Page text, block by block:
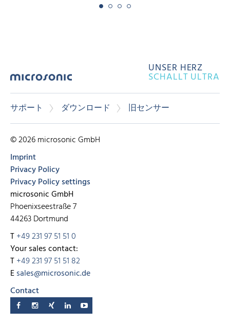
UNSER HERZ
SCHALLT ULTRA
サポート ダウンロード 旧センサー
© 2026 microsonic GmbH
Imprint
Privacy Policy
Privacy Policy settings
microsonic GmbH
Phoenixseestraße 7
44263 Dortmund
T+49 231 97 51 51 0
Your sales contact:
T+49 231 97 51 51 82
Esales@microsonic.de
Contact